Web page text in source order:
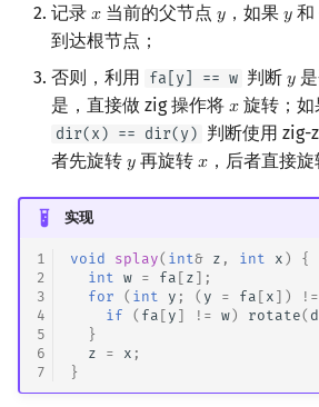
记录 𝑥
x 当前的父节点𝑦
y，如果 𝑦
y和
到达根节点；
否则，利用 fa[y] == w 判断 𝑦
y是
是，直接做 zig 操作将 𝑥
x 旋转；如
dir(x) == dir(y) 判断使用 zig-
者先旋转 𝑦
y再旋转 𝑥
x，后者直接旋
实现
1
2
3
4
5
6
7
void splay( int& z , int x )
{
int
w = fa [ z ];
for
( int y ; ( y = fa [ x ]) !=
if
( fa [ y ] != w ) rotate(
}
z
= x ;
}